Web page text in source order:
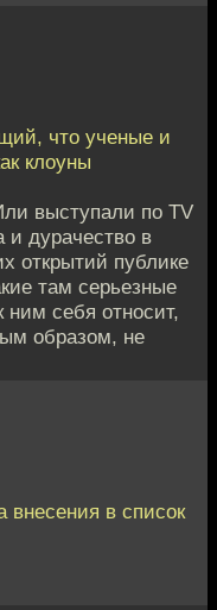
что ученые и
клоуны
выступали по TV
и дурачество в
открытий публике
там серьезные
ним себя относит,
образом, не
в список